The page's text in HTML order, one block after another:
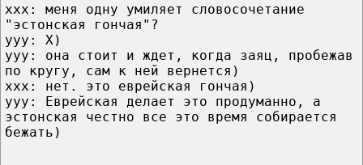
ххх: меня одну умиляет словосочетание
"эстонская гончая"?
ууу: Х)
ууу: она стоит и ждет, когда заяц, пробежав
по кругу, сам к ней вернется)
ххх: нет. это еврейская гончая)
ууу: Еврейская делает это продуманно, а
эстонская честно все это время собирается
бежать)